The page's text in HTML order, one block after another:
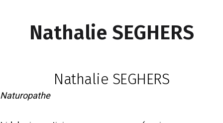
Nathalie SEGHERS
Nathalie SEGHERS
Naturopathe